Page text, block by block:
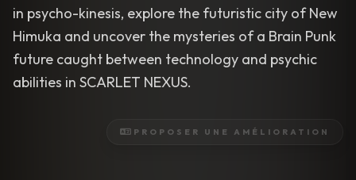
in psycho-kinesis, explore the futuristic city of New
Himuka and uncover the mysteries of a Brain Punk
future caught between technology and psychic
abilities in SCARLET NEXUS.
PROPOSER UNE AMÉLIORATION